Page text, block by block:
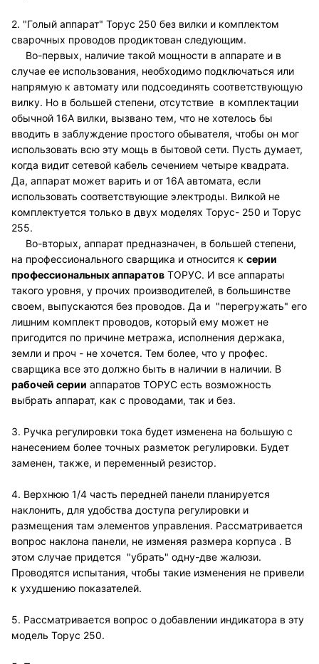
2. "Голый аппарат" Торус 250 без вилки и комплектом
сварочных проводов продиктован следующим.
Во-первых, наличие такой мощности в аппарате и в
случае ее использования, необходимо подключаться или
напрямую к автомату или подсоединять соответствующую
вилку. Но в большей степени, отсутствие в комплектации
обычной 16А вилки, вызвано тем, что не хотелось бы
вводить в заблуждение простого обывателя, чтобы он мог
использовать всю эту мощь в бытовой сети. Пусть думает,
когда видит сетевой кабель сечением четыре квадрата.
Да, аппарат может варить и от 16А автомата, если
использовать соответствующие электроды. Вилкой не
комплектуется только в двух моделях Торус- 250 и Торус
255.
Во-вторых, аппарат предназначен, в большей степени,
на профессионального сварщика и относится к серии
профессиональных аппаратов ТОРУС. И все аппараты
такого уровня, у прочих производителей, в большинстве
своем, выпускаются без проводов. Да и "перегружать" его
лишним комплект проводов, который ему может не
пригодится по причине метража, исполнения держака,
земли и проч - не хочется. Тем более, что у профес.
сварщика все это должно быть в наличии в наличии. В
рабочей серии аппаратов ТОРУС есть возможность
выбрать аппарат, как с проводами, так и без.
3. Ручка регулировки тока будет изменена на большую с
нанесением более точных разметок регулировки. Будет
заменен, также, и переменный резистор.
4. Верхнюю 1/4 часть передней панели планируется
наклонить, для удобства доступа регулировки и
размещения там элементов управления. Рассматривается
вопрос наклона панели, не изменяя размера корпуса . В
этом случае придется "убрать" одну-две жалюзи.
Проводятся испытания, чтобы такие изменения не привели
к ухудшению показателей.
5. Рассматривается вопрос о добавлении индикатора в эту
модель Торус 250.